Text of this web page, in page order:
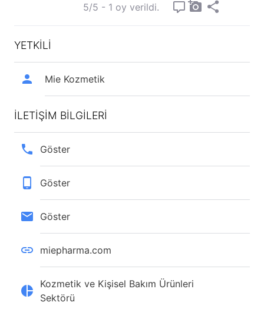
5/5 - 1 oy verildi.
YETKİLİ
Mie Kozmetik
İLETİŞİM BİLGİLERİ
Göster
Göster
Göster
miepharma.com
Kozmetik ve Kişisel Bakım Ürünleri
Sektörü